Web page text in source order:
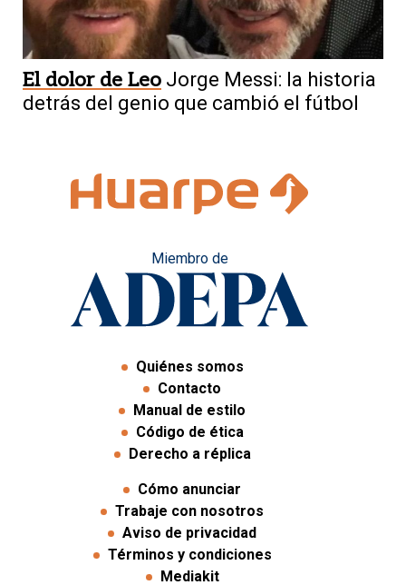
El dolor de Leo Jorge Messi: la historia
detrás del genio que cambió el fútbol
Miembro de
Quiénes somos
Contacto
Manual de estilo
Código de ética
Derecho a réplica
Cómo anunciar
Trabaje con nosotros
Aviso de privacidad
Términos y condiciones
Mediakit